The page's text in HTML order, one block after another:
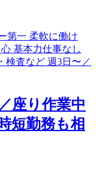
座り作業中
短勤務も相